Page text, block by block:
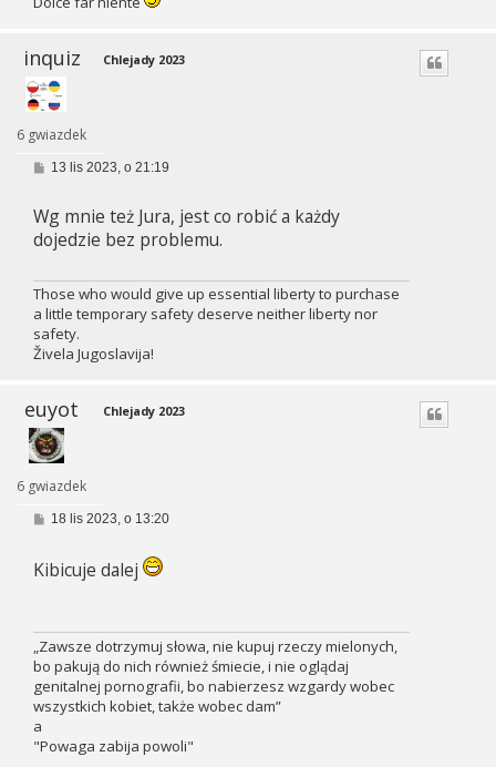
inquiz
6 gwiazdek
Chlejady 2023
P
t
13 lis 2023, o 21:19
Wg mnie też Jura, jest co robić a każdy
dojedzie bez problemu.
Those who would give up essential liberty to purchase
a little temporary safety deserve neither liberty nor
safety.
Živela Jugoslavija!
euyot
6 gwiazdek
Chlejady 2023
P
t
18 lis 2023, o 13:20
Kibicuje dalej
„Zawsze dotrzymuj słowa, nie kupuj rzeczy mielonych,
bo pakują do nich również śmiecie, i nie oglądaj
genitalnej pornografii, bo nabierzesz wzgardy wobec
wszystkich kobiet, także wobec dam”
a
"Powaga zabija powoli"